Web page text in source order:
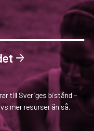
till Sveriges bistånd –
mer resurser än så.